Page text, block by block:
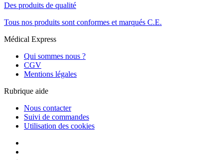
Des produits de qualité
Tous nos produits sont conformes et marqués C.E.
Médical Express
Qui sommes nous ?
CGV
Mentions légales
Rubrique aide
Nous contacter
Suivi de commandes
Utilisation des cookies